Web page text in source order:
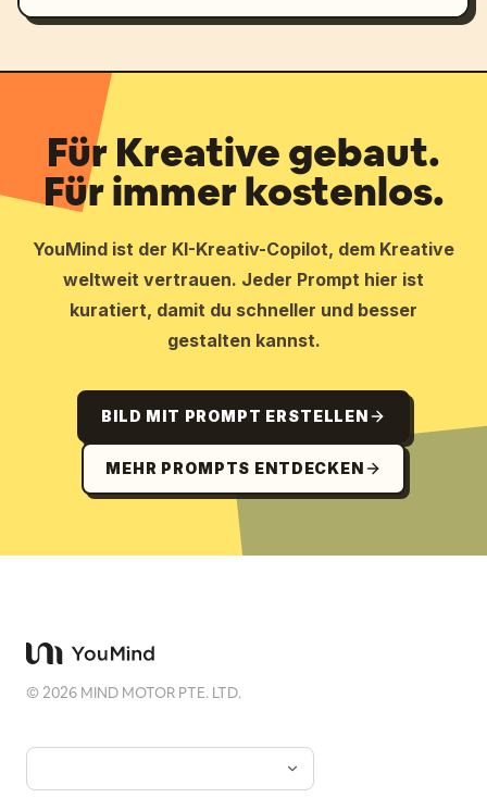
Für Kreative gebaut.
Für immer kostenlos.
YouMind ist der KI-Kreativ-Copilot, dem Kreative
weltweit vertrauen. Jeder Prompt hier ist
kuratiert, damit du schneller und besser
gestalten kannst.
BILD MIT PROMPT ERSTELLEN
MEHR PROMPTS ENTDECKEN
©2026 MIND MOTOR PTE. LTD.